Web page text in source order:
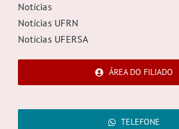
Notícias
Notícias UFRN
Notícias UFERSA
ÁREA DO FILIADO
TELEFONE